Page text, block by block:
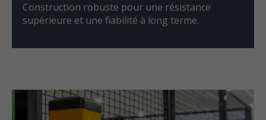
Construction robuste pour une résistance
supérieure et une fiabilité à long terme.